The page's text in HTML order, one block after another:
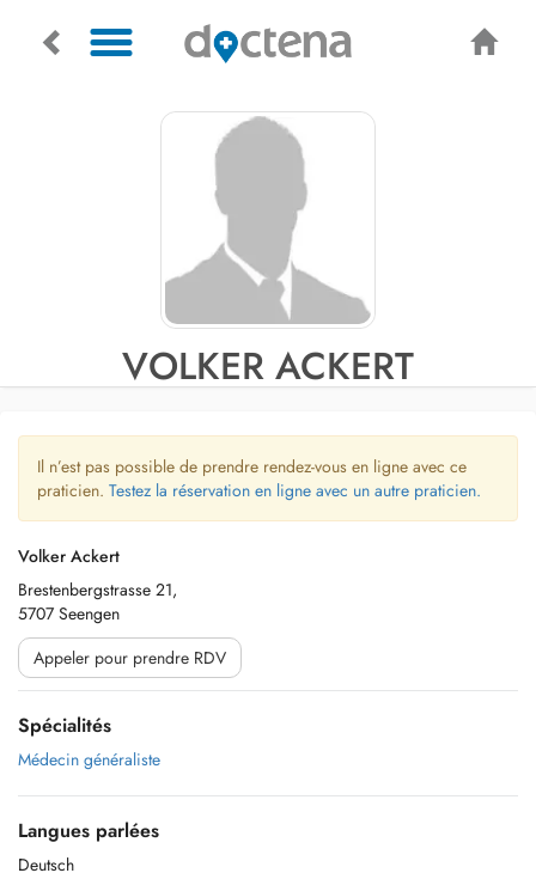
VOLKER ACKERT
Il n’est pas possible de prendre rendez-vous en ligne avec ce
praticien. Testez la réservation en ligne avec un autre praticien.
Volker Ackert
Brestenbergstrasse 21,
5707 Seengen
Appeler pour prendre RDV
Spécialités
Médecin généraliste
Langues parlées
Deutsch